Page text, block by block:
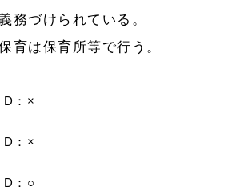
づけられている。
は保育所等で行う。
×
×
○